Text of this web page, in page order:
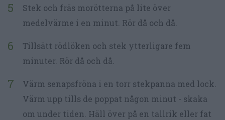
Stek och fräs morötterna på lite över
medelvärme i en minut. Rör då och då.
Tillsätt rödlöken och stek ytterligare fem
minuter. Rör då och då.
Värm senapsfröna i en torr stekpanna med lock.
Värm upp tills de poppat någon minut - skaka
om under tiden. Häll över på en tallrik eller fat